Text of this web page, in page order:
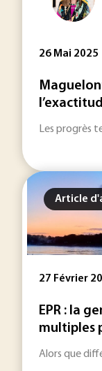
26 Mai 2025
Les progrès
Article
27 Février
EPR : la
multiples
Alors que